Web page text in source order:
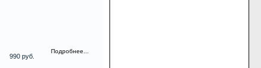
990 руб.
Подробнее...